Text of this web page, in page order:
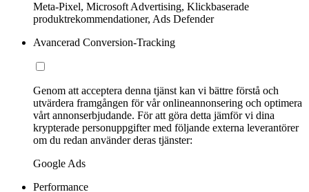
Meta-Pixel, Microsoft Advertising, Klickbaserade
produktrekommendationer, Ads Defender
Avancerad Conversion-Tracking
Genom att acceptera denna tjänst kan vi bättre förstå och
utvärdera framgången för vår onlineannonsering och optimera
vårt annonserbjudande. För att göra detta jämför vi dina
krypterade personuppgifter med följande externa leverantörer
om du redan använder deras tjänster:
Google Ads
Performance